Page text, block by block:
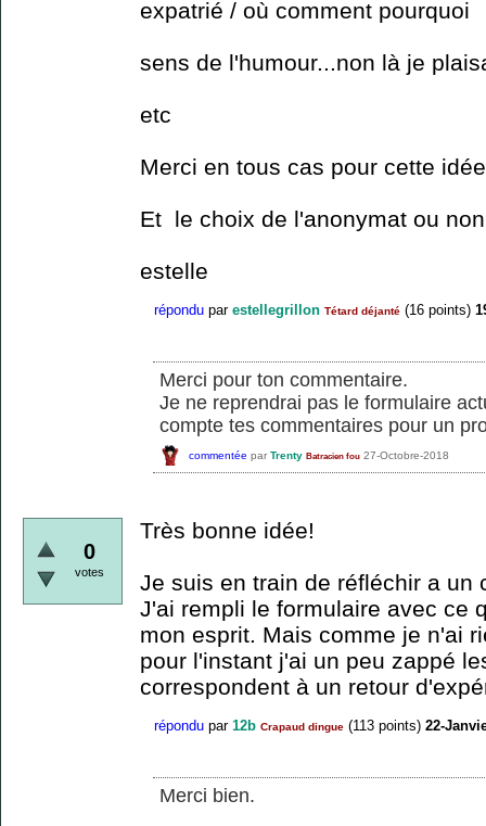
expatrié / où comment pourquoi
sens de l'humour...non là je
etc
Merci en tous cas pour cette
Et le choix de l'anonymat ou
estelle
répondu par estellegrillon Tétard déjanté (16 points)
Merci pour ton commentaire.
Je ne reprendrai pas le formulaire
compte tes commentaires pour un
commentée par Trenty Batracien fou 27-Octobre-2018
0
votes
Très bonne idée!
Je suis en train de réfléchir a un
J'ai rempli le formulaire avec ce
mon esprit. Mais comme je n'ai
pour l'instant j'ai un peu zappé
correspondent à un retour
répondu par 12b Crapaud dingue (113 points) 22-
Merci bien.